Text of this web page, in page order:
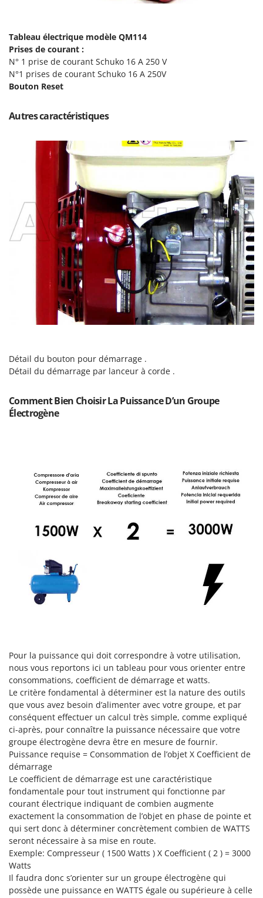
OMA
Omas
Ompagrill
Oriental Koshin
Palumbo Pavi
Partisani
Paterlini
Philips
Pramac
Prismafood
Rato
Redback
Resto Italia
Ribimex
Ripartrak
Rossofuoco
Rover Pompe
Ryobi
S.T.P.
Santos
Sbaraglia
Shark
Silky
Simatech
Sirman
Skil
Smartwood
Smeg
Snapper
Solidur
Spice Electronics
Spiralmac
Spring Protezione
Stanley
Tableau électrique modèle QM114
Prises de courant :
N° 1 prise de courant Schuko 16 A 250 V
N°1 prises de courant Schuko 16 A 250V
Bouton Reset
Autres caractéristiques
Détail du bouton pour démarrage .
Détail du démarrage par lanceur à corde .
Comment Bien Choisir La Puissance D’un Groupe
Électrogène
Pour la puissance qui doit correspondre à votre utilisation,
nous vous reportons ici un tableau pour vous orienter entre
consommations, coefficient de démarrage et watts.
Le critère fondamental à déterminer est la nature des outils
que vous avez besoin d’alimenter avec votre groupe, et par
conséquent effectuer un calcul très simple, comme expliqué
ci-après, pour connaître la puissance nécessaire que votre
groupe électrogène devra être en mesure de fournir.
Puissance requise = Consommation de l’objet X Coefficient de
démarrage
Le coefficient de démarrage est une caractéristique
fondamentale pour tout instrument qui fonctionne par
courant électrique indiquant de combien augmente
exactement la consommation de l’objet en phase de pointe et
qui sert donc à déterminer concrètement combien de WATTS
seront nécessaire à sa mise en route.
Exemple: Compresseur ( 1500 Watts ) X Coefficient ( 2 ) = 3000
Watts
Il faudra donc s’orienter sur un groupe électrogène qui
possède une puissance en WATTS égale ou supérieure à celle